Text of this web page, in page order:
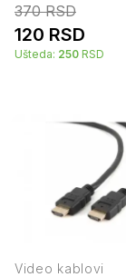
370RSD
120 RSD
Ušteda: 250 RSD
Video kablovi